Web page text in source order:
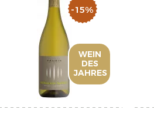
-15%
WEIN
DES
JAHRES